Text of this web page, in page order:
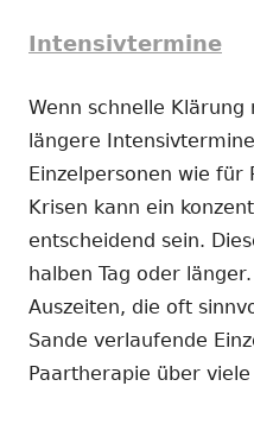
Intensivtermine
Wenn schnelle
längere
Einzelpersonen wie für
Krisen kann ein
entscheidend sein.
halben Tag oder
Auszeiten, die oft
Sande verlaufende
Paartherapie über